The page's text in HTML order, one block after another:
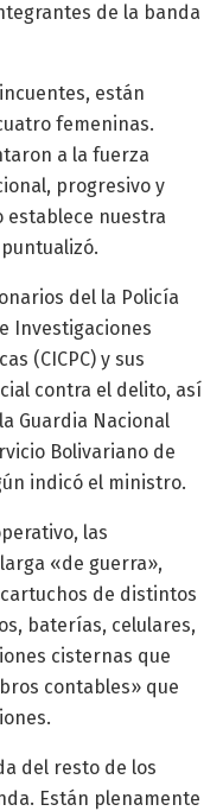
de la banda
están
femeninas.
a la fuerza
progresivo y
establece nuestra
del la Policía
Investigaciones
(CICPC) y sus
contra el delito, así
Guardia Nacional
Bolivariano de
indicó el ministro.
las
«de guerra»,
de distintos
baterías, celulares,
cisternas que
contables» que
del resto de los
Están plenamente